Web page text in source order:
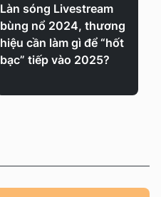
Làn sóng Livestream
bùng nổ 2024, thương
hiệu cần làm gì để “hốt
bạc” tiếp vào 2025?